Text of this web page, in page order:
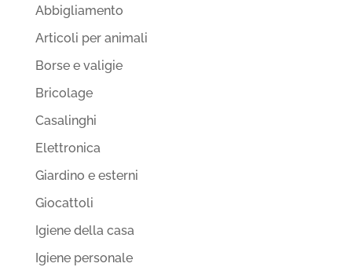
Abbigliamento
Articoli per animali
Borse e valigie
Bricolage
Casalinghi
Elettronica
Giardino e esterni
Giocattoli
Igiene della casa
Igiene personale